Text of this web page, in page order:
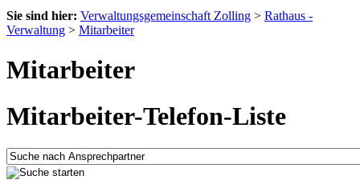
Sie sind hier: Verwaltungsgemeinschaft Zolling > Rathaus -
Verwaltung > Mitarbeiter
Mitarbeiter
Mitarbeiter-Telefon-Liste